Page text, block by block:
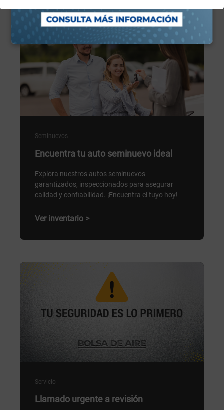
Seminuevos
Encuentra tu auto seminuevo ideal
Explora nuestros autos seminuevos
garantizados, inspeccionados para asegurar
calidad y confiabilidad. ¡Encuentra el tuyo hoy!
Ver inventario >
Servicio
Llamado urgente a revisión